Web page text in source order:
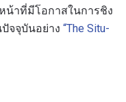
น้าที่มีโอกาสในการชิง
จจุบันอย่าง “The Situ-